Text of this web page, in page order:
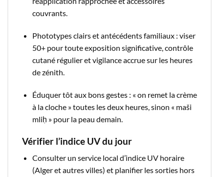
couvrants.​
Phototypes clairs et antécédents familiaux : viser
50+ pour toute exposition significative, contrôle
cutané régulier et vigilance accrue sur les heures
de zénith.​
Éduquer tôt aux bons gestes : « on remet la crème
à la cloche » toutes les deux heures, sinon « maši
mliḥ » pour la peau demain.​
Vérifier l’indice UV du jour
Consulter un service local d’indice UV horaire
(Alger et autres villes) et planifier les sorties hors